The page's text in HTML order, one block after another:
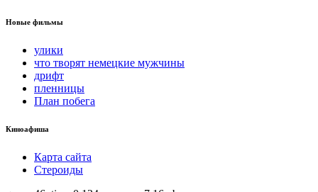
Новые фильмы
улики
что творят немецкие мужчины
дрифт
пленницы
План побега
Киноафиша
Карта сайта
Стероиды